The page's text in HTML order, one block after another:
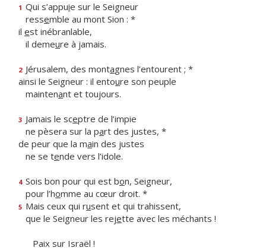
1 Qui s’appuie sur le Seigneur
ressemble au mont Sion : *
il est inébranlable,
il demeure à jamais.
2 Jérusalem, des montagnes l’entourent ; *
ainsi le Seigneur : il entoure son peuple
maintenant et toujours.
3 Jamais le sceptre de l’impie
ne pèsera sur la part des justes, *
de peur que la main des justes
ne se tende vers l’idole.
4 Sois bon pour qui est bon, Seigneur,
pour l’homme au cœur droit. *
5 Mais ceux qui rusent et qui trahissent,
que le Seigneur les rejette avec les méchants !
Paix sur Israël !